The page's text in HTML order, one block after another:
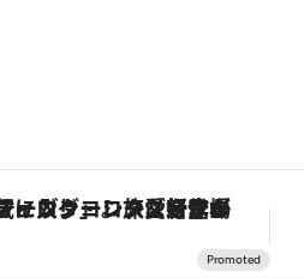
「星のや富士」でデジタルデトックス。冨士信仰の歴史を辿り、心身を調える。